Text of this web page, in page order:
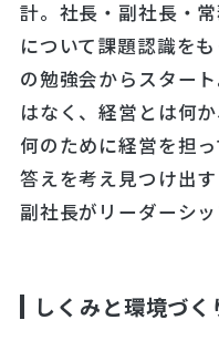
計。社長・副社長・
について課題認識を
の勉強会からスター
はなく、経営とは何
何のために経営を担
答えを考え見つけ出
副社長がリーダーシ
しくみと環境づく